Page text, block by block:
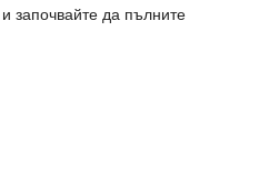
започвайте да пълните